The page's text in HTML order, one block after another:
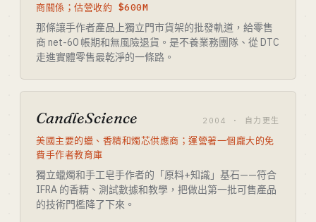
商關係；估營收約 $600M
那條讓手作者產品上獨立門市貨架的批發軌道，給零售
商 net-60 帳期和無風險退貨。是不養業務團隊、從 DTC
走進實體零售最乾淨的一條路。
CandleScience 2004 · 自力更生
美國主要的蠟、香精和燭芯供應商；運營著一個龐大的免
費手作者教育庫
獨立蠟燭和手工皂手作者的「原料+知識」基石——符合
IFRA 的香精、測試數據和教學，把做出第一批可售產品
的技術門檻降了下來。